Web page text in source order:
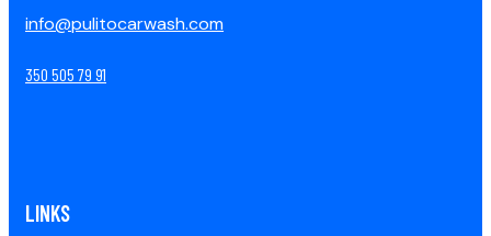
info@pulitocarwash.com
350 505 79 91
LINKS